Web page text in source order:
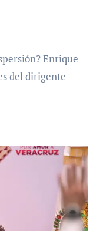
del dirigente